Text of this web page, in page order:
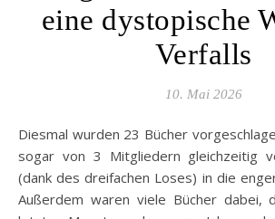
eine dystopische
Verfalls
10. Mai 2026
Diesmal wurden 23 Bücher vorgeschlagen, ein Buch wurde
sogar von 3 Mitgliedern gleichzeitig
(dank des dreifachen Loses) in die
Außerdem waren viele Bücher dabei,